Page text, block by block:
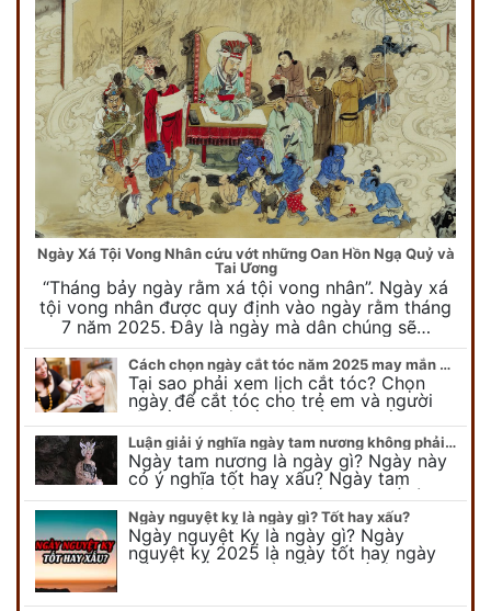
Ngày Xá Tội Vong Nhân cứu vớt những Oan Hồn Ngạ Quỷ và
Tai Ương
“Tháng bảy ngày rằm xá tội vong nhân”. Ngày xá
tội vong nhân được quy định vào ngày rằm tháng
7 năm 2025. Đây là ngày mà dân chúng sẽ…
Cách chọn ngày cắt tóc năm 2025 may mắn cho cả trẻ em và người lớn
Tại sao phải xem lịch cắt tóc? Chọn
ngày để cắt tóc cho trẻ em và người
lớn cần lưu ý điều gì để gặp nhiều may
mắn ? Khi…
Luận giải ý nghĩa ngày tam nương không phải ai cũng biết
Ngày tam nương là ngày gì? Ngày này
có ý nghĩa tốt hay xấu? Ngày tam
nương sát có nguồn gốc như thế nào?
Cần kiêng kỵ điều gì khi…
Ngày nguyệt kỵ là ngày gì? Tốt hay xấu?
Ngày nguyệt Kỵ là ngày gì? Ngày
nguyệt kỵ 2025 là ngày tốt hay ngày
xấu, xem ngay để biết chi tiết ý nghĩa